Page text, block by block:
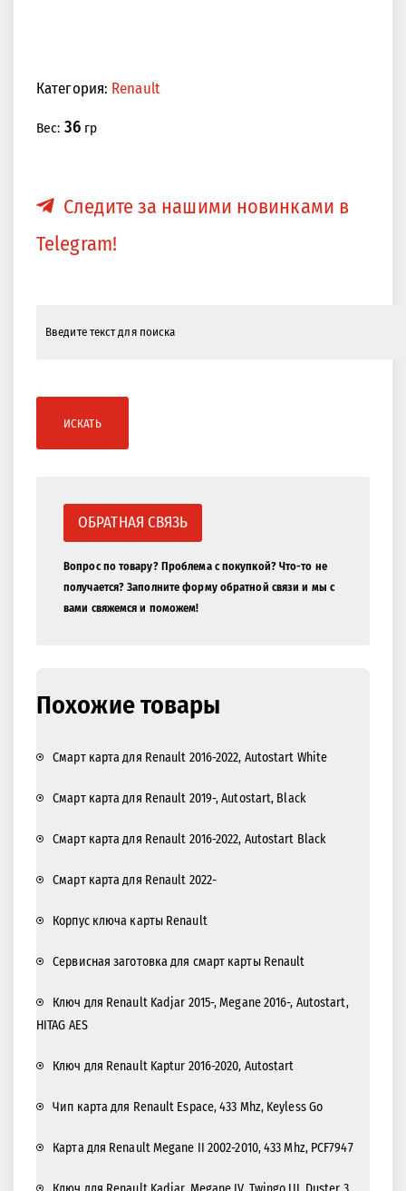
Категория: Renault
Вес: 36гр
Следите за нашими новинками в
Telegram!
ИСКАТЬ
ОБРАТНАЯ СВЯЗЬ
Вопрос по товару? Проблема с покупкой? Что-то не
получается? Заполните форму обратной связи и мы с
вами свяжемся и поможем!
Похожие товары
Смарт карта для Renault 2016-2022, Autostart White
Смарт карта для Renault 2019-, Autostart, Black
Смарт карта для Renault 2016-2022, Autostart Black
Смарт карта для Renault 2022-
Корпус ключа карты Renault
Сервисная заготовка для смарт карты Renault
Ключ для Renault Kadjar 2015-, Megane 2016-, Autostart,
HITAG AES
Ключ для Renault Kaptur 2016-2020, Autostart
Чип карта для Renault Espace, 433 Mhz, Keyless Go
Карта для Renault Megane II 2002-2010, 433 Mhz, PCF7947